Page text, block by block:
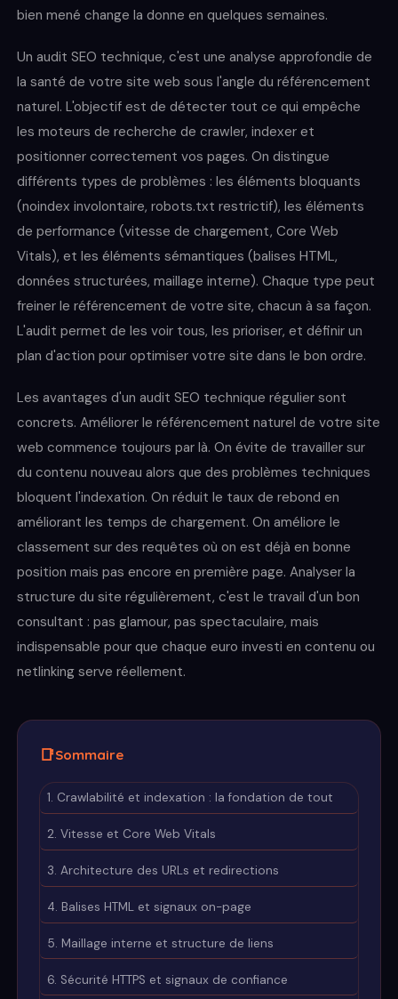
bien mené change la donne en quelques semaines.
Un audit SEO technique, c'est une analyse approfondie de
la santé de votre site web sous l'angle du référencement
naturel. L'objectif est de détecter tout ce qui empêche
les moteurs de recherche de crawler, indexer et
positionner correctement vos pages. On distingue
différents types de problèmes : les éléments bloquants
(noindex involontaire, robots.txt restrictif), les éléments
de performance (vitesse de chargement, Core Web
Vitals), et les éléments sémantiques (balises HTML,
données structurées, maillage interne). Chaque type peut
freiner le référencement de votre site, chacun à sa façon.
L'audit permet de les voir tous, les prioriser, et définir un
plan d'action pour optimiser votre site dans le bon ordre.
Les avantages d'un audit SEO technique régulier sont
concrets. Améliorer le référencement naturel de votre site
web commence toujours par là. On évite de travailler sur
du contenu nouveau alors que des problèmes techniques
bloquent l'indexation. On réduit le taux de rebond en
améliorant les temps de chargement. On améliore le
classement sur des requêtes où on est déjà en bonne
position mais pas encore en première page. Analyser la
structure du site régulièrement, c'est le travail d'un bon
consultant : pas glamour, pas spectaculaire, mais
indispensable pour que chaque euro investi en contenu ou
netlinking serve réellement.
Sommaire
1. Crawlabilité et indexation : la fondation de tout
2. Vitesse et Core Web Vitals
3. Architecture des URLs et redirections
4. Balises HTML et signaux on-page
5. Maillage interne et structure de liens
6. Sécurité HTTPS et signaux de confiance